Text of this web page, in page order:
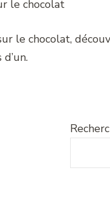
le chocolat
le chocolat,